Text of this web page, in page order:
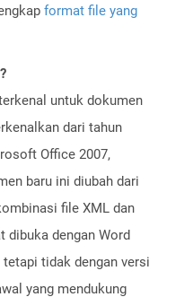
format file yang
untuk dokumen
dari tahun
Office 2007,
baru ini diubah dari
file XML dan
dibuka dengan Word
tidak dengan versi
yang mendukung